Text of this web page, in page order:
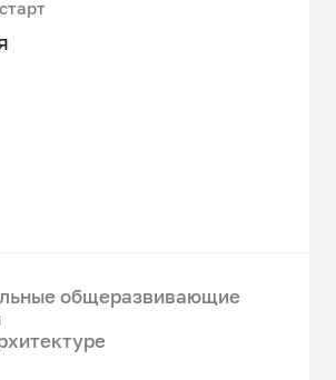
общеразвивающие